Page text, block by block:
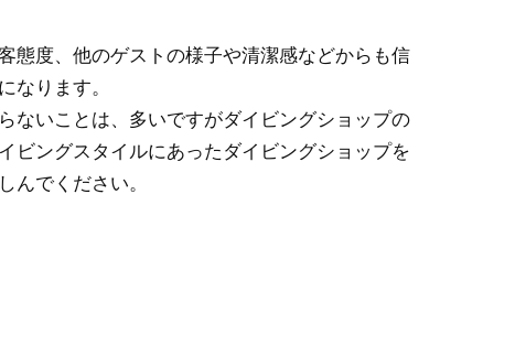
態度、他のゲストの様子や清潔感などからも信
なります。
ないことは、多いですがダイビングショップの
ビングスタイルにあったダイビングショップを
んでください。